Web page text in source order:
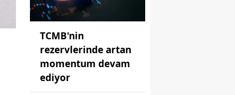
TCMB'nin
rezervlerinde artan
momentum devam
ediyor